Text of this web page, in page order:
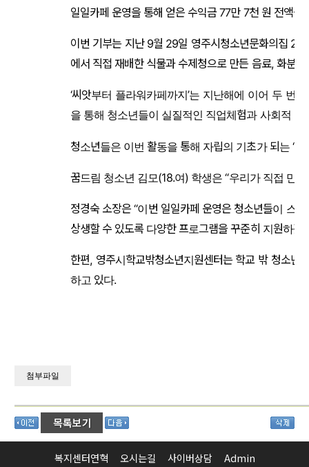
일일카페 운영을 통해 얻은 수익금 77만 7천 원 전액을
이번 기부는 지난 9월 29일 영주시청소년문화의집 2
에서 직접 재배한 식물과 수제청으로 만든 음료, 화분
‘씨앗부터 플라워카페까지’는 지난해에 이어 두 번
을 통해 청소년들이 실질적인 직업체험과 사회적 경
청소년들은 이번 활동을 통해 자립의 기초가 되는 ‘
꿈드림 청소년 김모(18.여) 학생은 “우리가 직접 만
정경숙 소장은 “이번 일일카페 운영은 청소년들이 스
상생할 수 있도록 다양한 프로그램을 꾸준히 지원하겠
한편, 영주시학교밖청소년지원센터는 학교 밖 청소
하고 있다.
첨부파일
복지센터연혁 오시는길 사이버상담 Admin